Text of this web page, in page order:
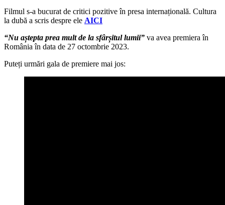
Filmul s-a bucurat de critici pozitive în presa internațională. Cultura
la dubă a scris despre ele AICI
“Nu aștepta prea mult de la sfârșitul lumii” va avea premiera în
România în data de 27 octombrie 2023.
Puteți urmări gala de premiere mai jos: